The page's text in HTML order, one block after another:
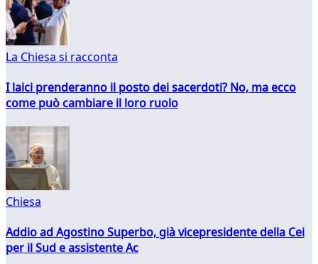
La Chiesa si racconta
I laici prenderanno il posto dei sacerdoti? No, ma ecco
come può cambiare il loro ruolo
Chiesa
Addio ad Agostino Superbo, già vicepresidente della Cei
per il Sud e assistente Ac